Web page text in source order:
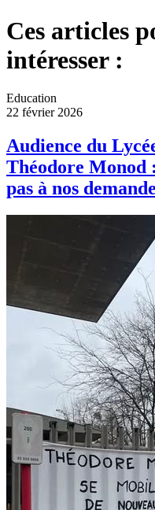
Ces articles
intéresser :
Education
22 février 2026
Audience du
Théodore Monod
pas à nos